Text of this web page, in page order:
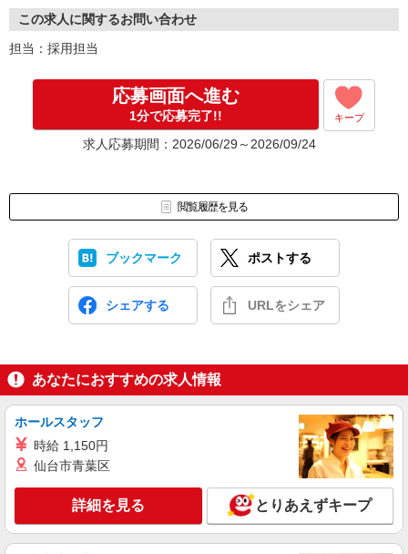
この求人に関するお問い合わせ
担当：採用担当
応募画面へ進む
1分で応募完了!! キープ
求人応募期間：2026/06/29～2026/09/24
閲覧履歴を見る
ブックマーク ポストする
シェアする URLをシェア
あなたにおすすめの求人情報
ホールスタッフ
時給 1,150円
仙台市青葉区
詳細を見る とりあえずキープ